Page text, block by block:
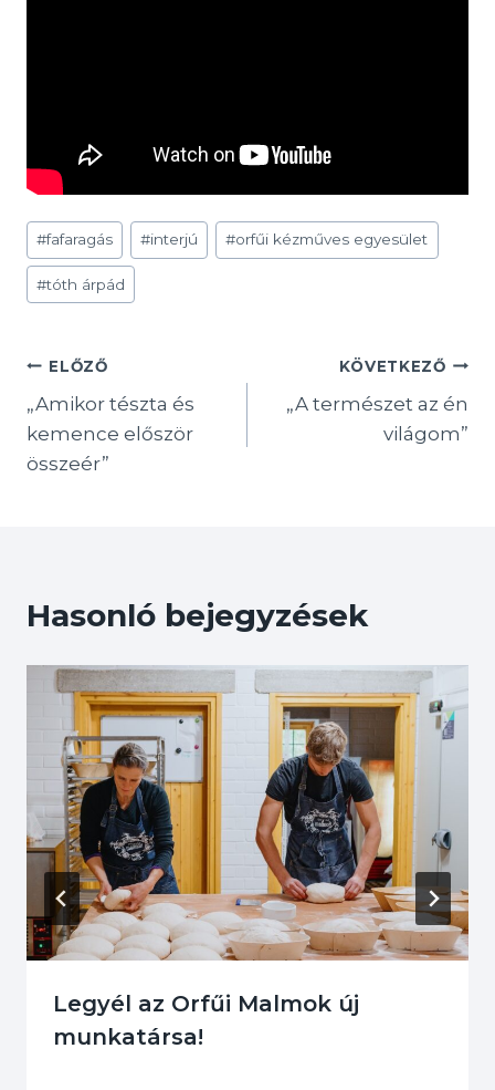
Post
Tags:
#fafaragás #interjú #orfűi kézműves egyesület
#tóth árpád
Bejegyzés
navigáció
ELŐZŐ
„Amikor tészta és
kemence először
összeér”
KÖVETKEZŐ
„A természet az én
világom”
Hasonló bejegyzések
Legyél az Orfűi Malmok új
munkatársa!